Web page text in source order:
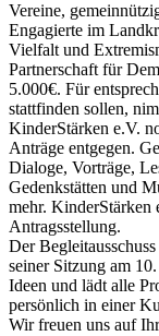
Vereine,
Engagierte im
Vielfalt und
Partnerschaft für
5.000€. Für
stattfinden sollen,
KinderStärken e.V.
Anträge entgegen.
Dialoge, Vorträge,
Gedenkstätten und
mehr. KinderStärken
Antragsstellung.
Der
seiner Sitzung am
Ideen und lädt alle
persönlich in einer
Wir freuen uns auf